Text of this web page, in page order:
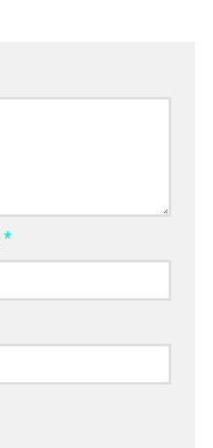
*